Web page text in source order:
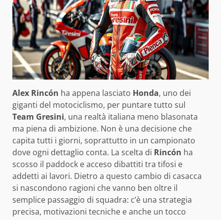
Alex Rincón ha appena lasciato Honda, uno dei
giganti del motociclismo, per puntare tutto sul
Team Gresini, una realtà italiana meno blasonata
ma piena di ambizione. Non è una decisione che
capita tutti i giorni, soprattutto in un campionato
dove ogni dettaglio conta. La scelta di Rincón ha
scosso il paddock e acceso dibattiti tra tifosi e
addetti ai lavori. Dietro a questo cambio di casacca
si nascondono ragioni che vanno ben oltre il
semplice passaggio di squadra: c’è una strategia
precisa, motivazioni tecniche e anche un tocco